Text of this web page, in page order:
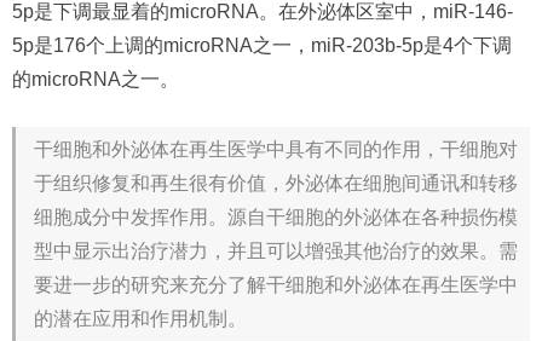
5p是下调最显着的microRNA。在外泌体区室中，miR-146-
5p是176个上调的microRNA之一，miR-203b-5p是4个下调
的microRNA之一。
干细胞和外泌体在再生医学中具有不同的作用，干细胞对
于组织修复和再生很有价值，外泌体在细胞间通讯和转移
细胞成分中发挥作用。源自干细胞的外泌体在各种损伤模
型中显示出治疗潜力，并且可以增强其他治疗的效果。需
要进一步的研究来充分了解干细胞和外泌体在再生医学中
的潜在应用和作用机制。